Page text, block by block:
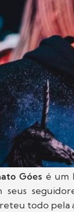
Góes é um
seus
todo pela